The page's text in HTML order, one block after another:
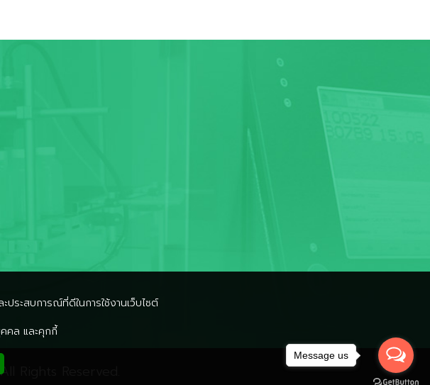
Rights Reserved.
ระสบการณ์ที่ดีในการใช้งานเว็บไซต์
คล และคุกกี้
Message us